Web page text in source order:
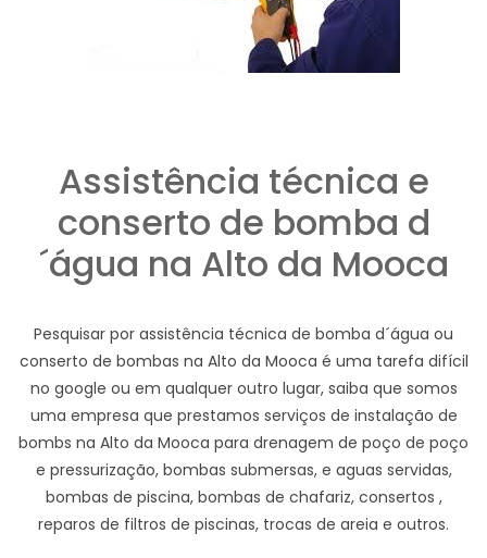
Assistência técnica e
conserto de bomba d
´água na Alto da Mooca
Pesquisar por assistência técnica de bomba d´água ou
conserto de bombas na Alto da Mooca é uma tarefa difícil
no google ou em qualquer outro lugar, saiba que somos
uma empresa que prestamos serviços de instalação de
bombs na Alto da Mooca para drenagem de poço de poço
e pressurização, bombas submersas, e aguas servidas,
bombas de piscina, bombas de chafariz, consertos ,
reparos de filtros de piscinas, trocas de areia e outros.